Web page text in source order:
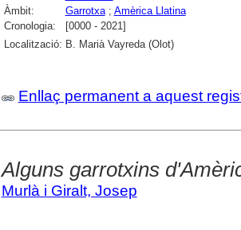
Àmbit:
Garrotxa; Amèrica Llatina
Cronologia:
[0000 - 2021]
Localització: B. Marià Vayreda (Olot)
Enllaç permanent a aquest
Alguns garrotxins
Murlà i Giralt, Josep